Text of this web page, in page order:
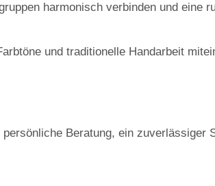
harmonisch verbinden und eine
und traditionelle Handarbeit
Beratung, ein zuverlässiger